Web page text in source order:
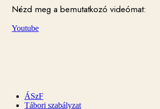
Nézd meg a bemutatkozó videómat:
Youtube
ÁSzF
Tábori szabályzat